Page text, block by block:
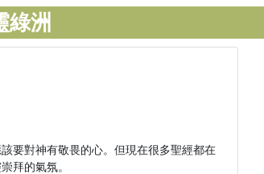
綠洲
要對神有敬畏的心。但現在很多聖經都在
拜的氣氛。